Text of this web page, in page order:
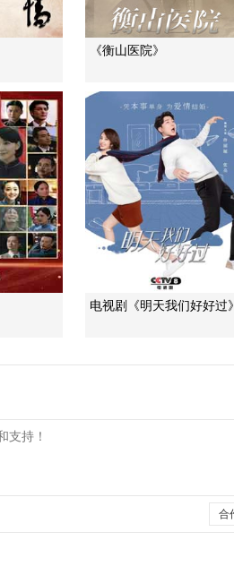
《衡山医院》
电视剧《明天我们好好过》